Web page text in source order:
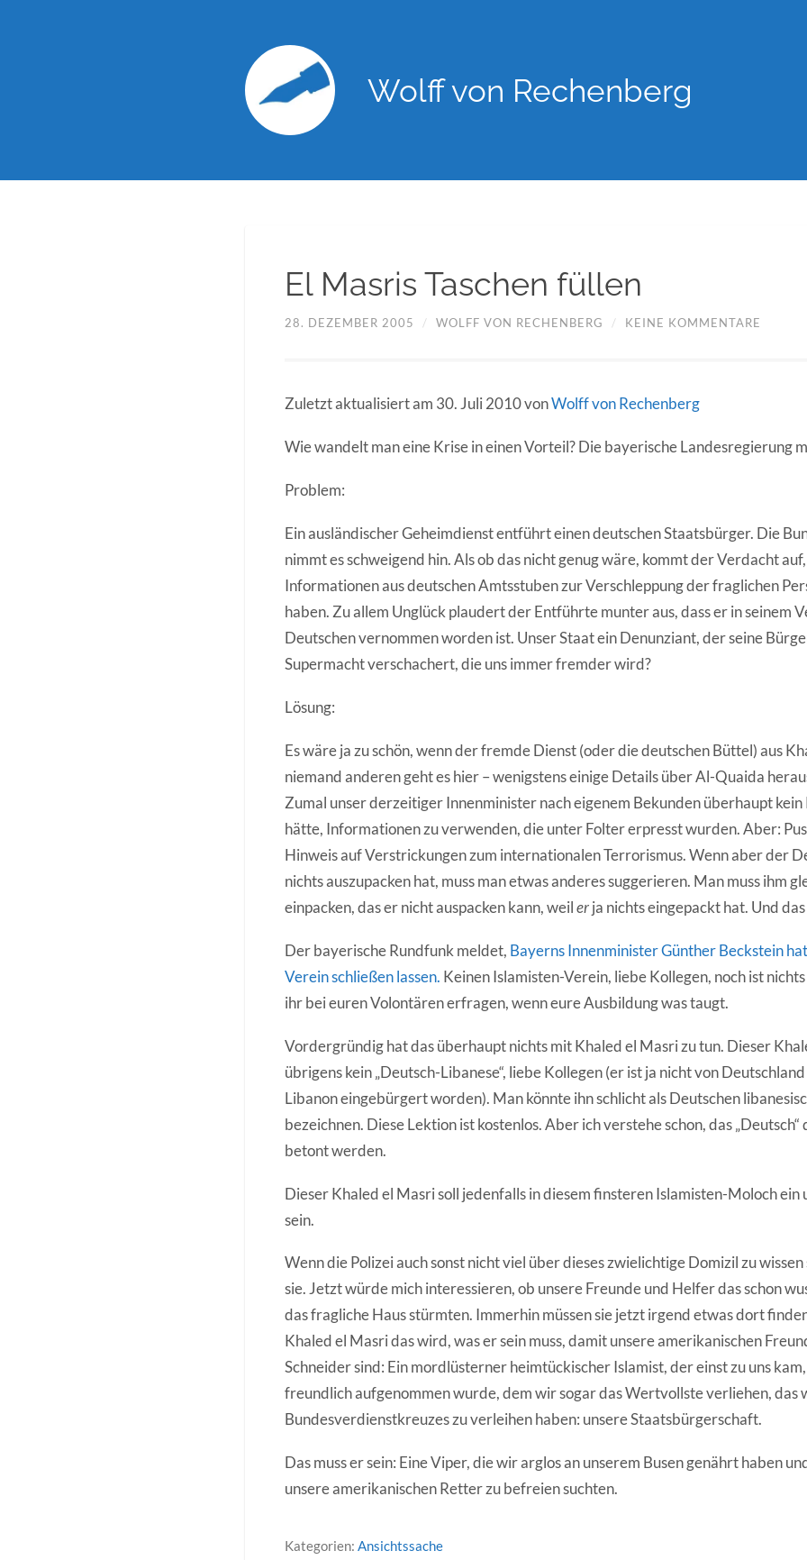
Wolff von Rechenberg
El Masris Taschen füllen
28. DEZEMBER 2005 / WOLFF VON RECHENBERG / KEINE KOMMENTARE
Zuletzt aktualisiert am 30. Juli 2010 vonWolff von Rechenberg
Wie wandelt man eine Krise in einen Vorteil? Die bayerische Landesregierung
Problem:
Ein ausländischer Geheimdienst entführt einen deutschen Staatsbürger. Die
nimmt es schweigend hin. Als ob das nicht genug wäre, kommt der Verdacht
Informationen aus deutschen Amtsstuben zur Verschleppung der fraglichen
haben. Zu allem Unglück plaudert der Entführte munter aus, dass er in seinem
Deutschen vernommen worden ist. Unser Staat ein Denunziant, der seine
Supermacht verschachert, die uns immer fremder wird?
Lösung:
Es wäre ja zu schön, wenn der fremde Dienst (oder die deutschen Büttel) aus
niemand anderen geht es hier – wenigstens einige Details über Al-Quaida
Zumal unser derzeitiger Innenminister nach eigenem Bekunden überhaupt
hätte, Informationen zu verwenden, die unter Folter erpresst wurden. Aber:
Hinweis auf Verstrickungen zum internationalen Terrorismus. Wenn aber der
nichts auszupacken hat, muss man etwas anderes suggerieren. Man muss ihm
einpacken, das er nicht auspacken kann, weilerja nichts eingepackt hat. Und das
Der bayerische Rundfunk meldet, Bayerns Innenminister Günther Beckstein
Verein schließen lassen. Keinen Islamisten-Verein, liebe Kollegen, noch ist
ihr bei euren Volontären erfragen, wenn eure Ausbildung was taugt.
Vordergründig hat das überhaupt nichts mit Khaled el Masri zu tun. Dieser
übrigens kein „Deutsch-Libanese“, liebe Kollegen (er ist ja nicht von
Libanon eingebürgert worden). Man könnte ihn schlicht als Deutschen
bezeichnen. Diese Lektion ist kostenlos. Aber ich verstehe schon, das „Deutsch“
betont werden.
Dieser Khaled el Masri soll jedenfalls in diesem finsteren Islamisten-Moloch ein
sein.
Wenn die Polizei auch sonst nicht viel über dieses zwielichtige Domizil zu
sie. Jetzt würde mich interessieren, ob unsere Freunde und Helfer das schon
das fragliche Haus stürmten. Immerhin müssen sie jetzt irgend etwas dort
Khaled el Masri das wird, was er sein muss, damit unsere amerikanischen
Schneider sind: Ein mordlüsterner heimtückischer Islamist, der einst zu uns
freundlich aufgenommen wurde, dem wir sogar das Wertvollste verliehen, das
Bundesverdienstkreuzes zu verleihen haben: unsere Staatsbürgerschaft.
Das muss er sein: Eine Viper, die wir arglos an unserem Busen genährt haben
unsere amerikanischen Retter zu befreien suchten.
Kategorien: Ansichtssache